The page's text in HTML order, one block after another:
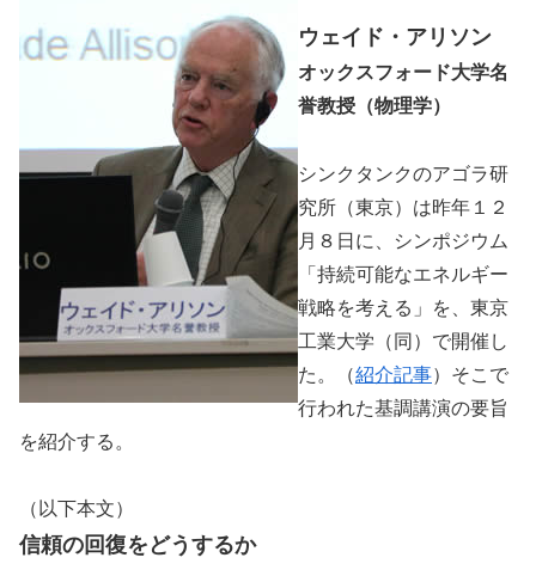
ウェイド・アリソン
オックスフォード大学名
誉教授（物理学）
シンクタンクのアゴラ研
究所（東京）は昨年１２
月８日に、シンポジウム
「持続可能なエネルギー
戦略を考える」を、東京
工業大学（同）で開催し
た。（紹介記事）そこで
行われた基調講演の要旨
を紹介する。
（以下本文）
信頼の回復をどうするか